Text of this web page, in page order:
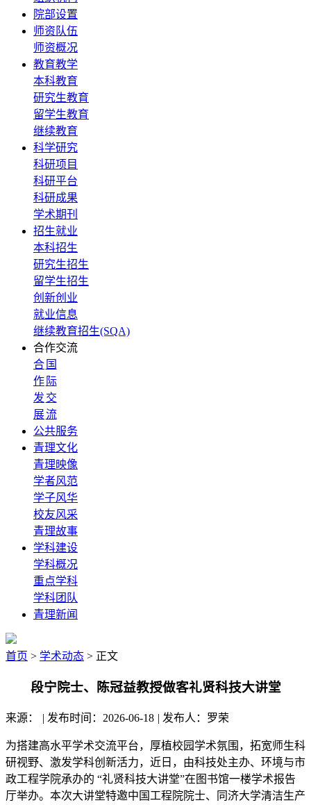
院部设置
师资队伍
师资概况
教育教学
本科教育
研究生教育
留学生教育
继续教育
科学研究
科研项目
科研平台
科研成果
学术期刊
招生就业
本科招生
研究生招生
留学生招生
创新创业
就业信息
继续教育招生(SQA)
合作交流
合
作
发
展
国
际
交
流
公共服务
青理文化
青理映像
学者风范
学子风华
校友风采
青理故事
学科建设
学科概况
重点学科
学科团队
青理新闻
首页 > 学术动态 > 正文
段宁院士、陈冠益教授做客礼贤科技大讲堂
来源： | 发布时间：2026-06-18 | 发布人：罗荣
为搭建高水平学术交流平台，厚植校园学术氛围，拓宽师生科
研视野、激发学科创新活力，近日，由科技处主办、环境与市
政工程学院承办的 “礼贤科技大讲堂”在图书馆一楼学术报告
厅举办。本次大讲堂特邀中国工程院院士、同济大学清洁生产